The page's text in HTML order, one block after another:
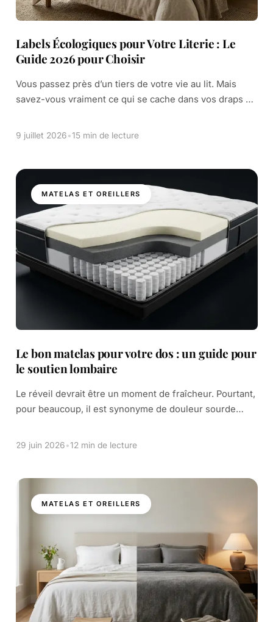
Labels Écologiques pour Votre Literie : Le
Guide 2026 pour Choisir
Vous passez près d’un tiers de votre vie au lit. Mais
savez-vous vraiment ce qui se cache dans vos draps ?
chimiques. Certains peuvent […]
9 juillet 2026•15 min de lecture
MATELAS ET OREILLERS
Le bon matelas pour votre dos : un guide pour
le soutien lombaire
Le réveil devrait être un moment de fraîcheur. Pourtant,
pour beaucoup, il est synonyme de douleur sourde
fatalité. Elle […]
29 juin 2026•12 min de lecture
MATELAS ET OREILLERS